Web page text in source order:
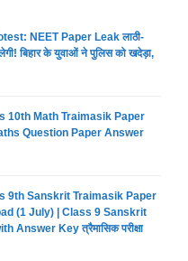
NEET Paper Leak लाठी-
बिहार के युवाओं ने पुलिस को खदेड़ा,
10th Math Traimasik Paper
Question Paper Answer
9th Sanskrit Traimasik Paper
(1 July) | Class 9 Sanskrit
Answer Key त्रैमासिक परीक्षा